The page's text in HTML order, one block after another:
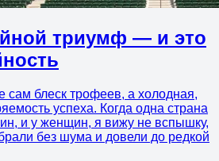
триумф — и это
сам блеск трофеев, а холодная,
успеха. Когда одна страна
и у женщин, я вижу не вспышку,
без шума и довели до редкой